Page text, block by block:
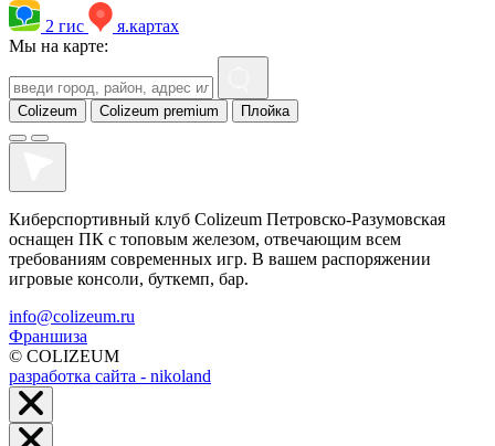
2 гис
я.картах
Мы на карте:
Colizeum Colizeum premium Плойка
Киберспортивный клуб Colizeum Петровско-Разумовская
оснащен ПК с топовым железом, отвечающим всем
требованиям современных игр. В вашем распоряжении
игровые консоли, буткемп, бар.
info@colizeum.ru
Франшиза
© COLIZEUM
разработка сайта - nikoland